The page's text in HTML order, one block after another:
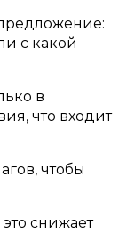
с какой
в
что входит
чтобы
снижает